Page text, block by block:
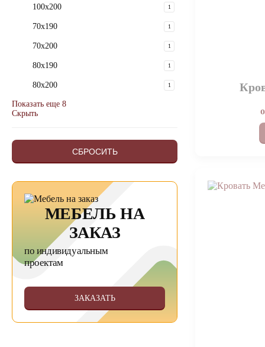
100x200 1
70х190 1
70х200 1
80x190 1
80x200 1
Показать еще 8
Скрыть
СБРОСИТЬ
МЕБЕЛЬ НА
ЗАКАЗ
по индивидуальным
проектам
ЗАКАЗАТЬ